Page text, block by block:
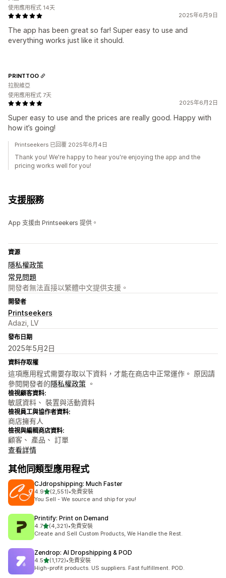
2025年6月9日
The app has been great so far! Super easy to use and
everything works just like it should.
使用應用程式 14天
2025年6月2日
Super easy to use and the prices are really good. Happy with
how it’s going!
PRINTTOO
拉脫維亞
使用應用程式 7天
Printseekers 已回覆 2025年6月4日
Thank you! We're happy to hear you're enjoying the app and the
pricing works well for you!
支援服務
App 支援由 Printseekers 提供。
資源
隱私權政策
常見問題
開發者無法直接以繁體中文提供支援。
開發者
Printseekers
Adazi, LV
發布日期
2025年5月2日
資料存取權
這項應用程式需要存取以下資料，才能在商店中正常運作。 原因請
參閱開發者的隱私權政策 。
檢視顧客資料:
敏感資料、 裝置與活動資料
檢視員工與協作者資料:
商店擁有人
檢視與編輯商店資料:
顧客、 產品、 訂單
查看詳情
其他同類型應用程式
CJdropshipping: Much Faster
4.9滿分 5 顆星
(2,551)
共有 2551 則評價
•免費安裝
You Sell - We source and ship for you!
Printify: Print on Demand
4.7滿分 5 顆星
(4,321)
共有 4321 則評價
•免費安裝
Create and Sell Custom Products, We Handle the Rest.
Zendrop: AI Dropshipping & POD
4.5滿分 5 顆星
(1,172)
共有 1172 則評價
•免費安裝
High-profit products. US suppliers. Fast fulfillment. POD.